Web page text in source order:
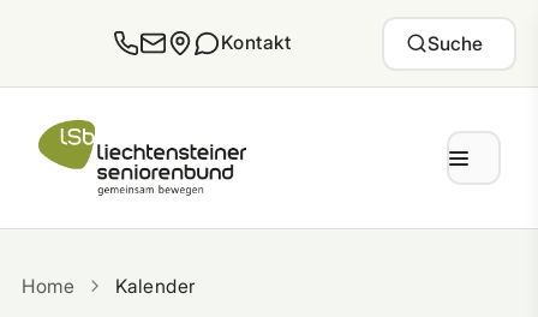
Kontakt Suche
Home Kalender